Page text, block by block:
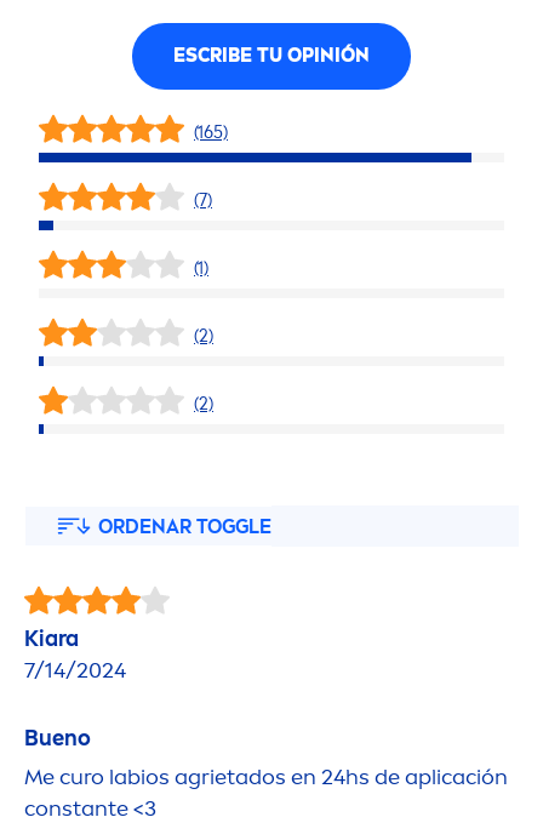
ESCRIBE TU OPINIÓN
(165)
(7)
(1)
(2)
(2)
ORDENAR TOGGLE
Kiara
7/14/2024
Bueno
Me curo labios agrietados en 24hs de aplicación
constante <3